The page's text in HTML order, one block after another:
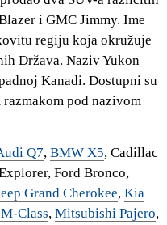
i GMC Jimmy. Ime
regiju koja okružuje
Država. Naziv Yukon
Kanadi. Dostupni su
pod nazivom
Q7, BMW X5, Cadillac
Ford Bronco,
Grand Cherokee, Kia
Class, Mitsubishi Pajero,